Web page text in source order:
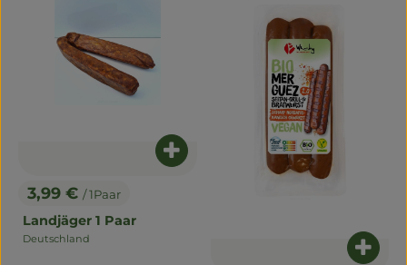
, Preis:
3,99 € / 1Paar
Landjäger 1 Paar
, Herkunft:
Deutschland
Produkt zum Warenkorb